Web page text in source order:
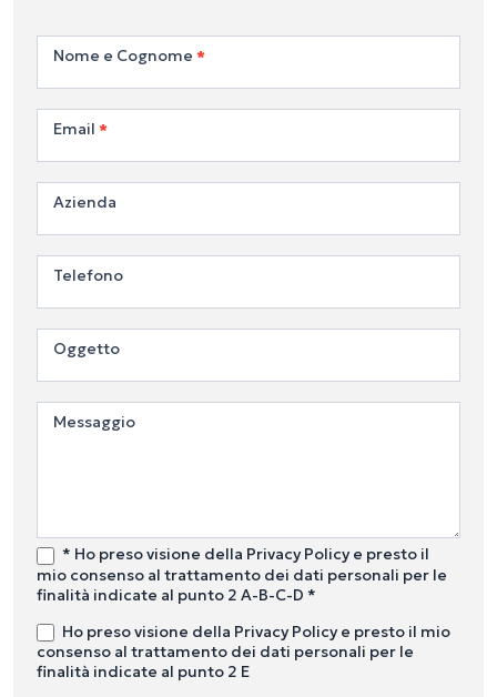
Contattaci
Nome e Cognome*
Email*
Azienda
Telefono
Oggetto
Messaggio
* Ho preso visione della Privacy Policy e presto il
mio consenso al trattamento dei dati personali per le
finalità indicate al punto 2 A-B-C-D *
Ho preso visione della Privacy Policy e presto il mio
consenso al trattamento dei dati personali per le
finalità indicate al punto 2 E